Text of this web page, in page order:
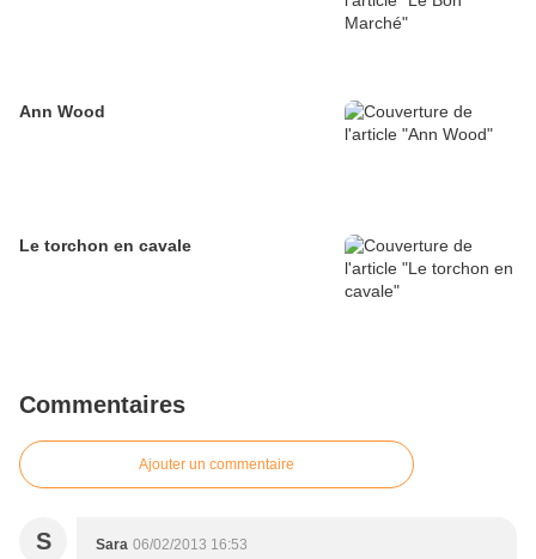
Ann Wood
Le torchon en cavale
Commentaires
Ajouter un commentaire
S Sara 06/02/2013 16:53